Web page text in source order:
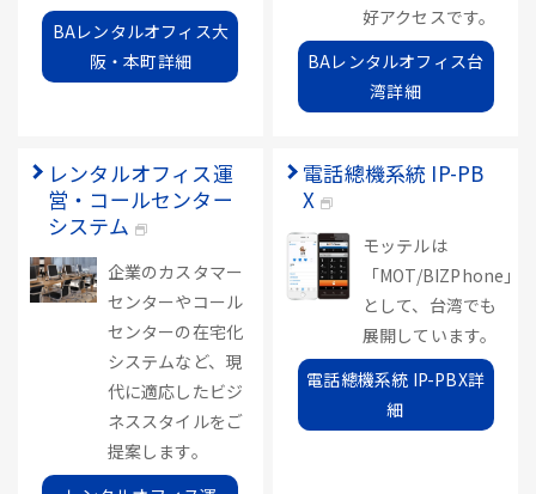
BAレンタルオフィス大
阪・本町詳細
好アクセスです。
BAレンタルオフィス台
湾詳細
レンタルオフィス運
営・コールセンター
システム
企業のカスタマー
センターやコール
センターの在宅化
システムなど、現
代に適応したビジ
ネススタイルをご
提案します。
電話總機系統 IP-PB
X
モッテルは
「MOT/BIZPhone」
として、台湾でも
展開しています。
電話總機系統 IP-PBX詳
細